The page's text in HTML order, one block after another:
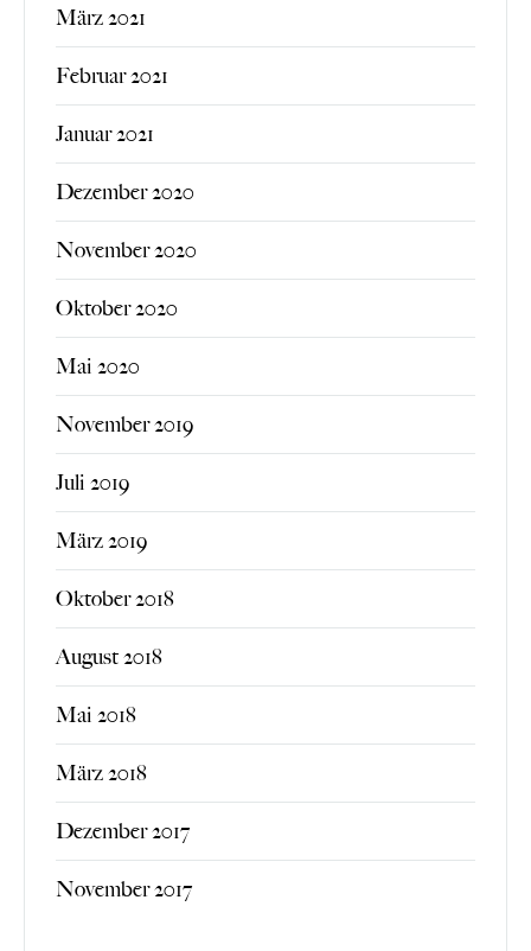
März 2021
Februar 2021
Januar 2021
Dezember 2020
November 2020
Oktober 2020
Mai 2020
November 2019
Juli 2019
März 2019
Oktober 2018
August 2018
Mai 2018
März 2018
Dezember 2017
November 2017